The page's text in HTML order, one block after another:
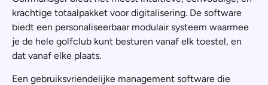
krachtige totaalpakket voor digitalisering. De software
biedt een personaliseerbaar modulair systeem waarmee
je de hele golfclub kunt besturen vanaf elk toestel, en
dat vanaf elke plaats.
Een gebruiksvriendelijke management software die